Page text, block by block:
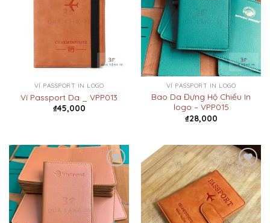
VÍ PASSPORT IN LOGO
Ví Passport Da _ VPP013
₫45,000
VÍ PASSPORT IN LOGO
Bao Da Đựng Hộ Chiếu In
logo – VPP015
₫28,000
Add to
Wishlist
Add to
Wishlist